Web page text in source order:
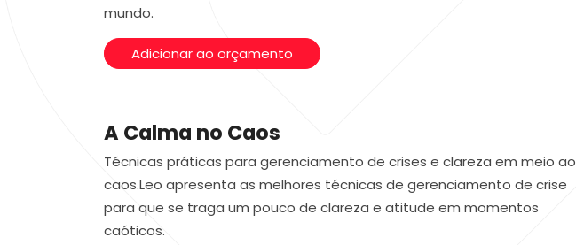
mundo.
Adicionar ao orçamento
A Calma no Caos
Técnicas práticas para gerenciamento de crises e clareza em meio ao
caos.Leo apresenta as melhores técnicas de gerenciamento de crise
para que se traga um pouco de clareza e atitude em momentos
caóticos.